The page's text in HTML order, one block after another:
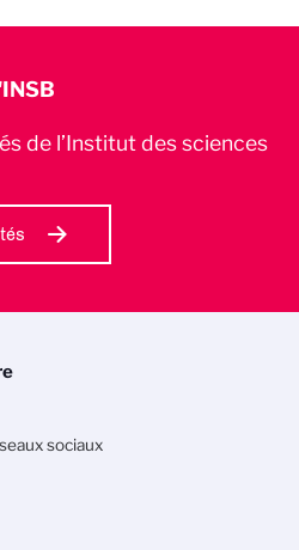
de l’Institut des sciences
sociaux